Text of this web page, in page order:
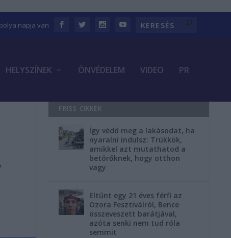
napja van
HELYSZÍNEK ÖNVÉDELEM VIDEO PR
FRISS CIKKEK
Így védd meg a lakásodat, ha
nyaralni indulsz: Trükkök,
amikkel azt mutathatod a
betörőknek, hogy otthon
vagy
Eltűnt egy 21 éves férfi az
Ozora Fesztiválról, Bence
összeveszett barátjával,
azóta senki nem tud róla
semmit